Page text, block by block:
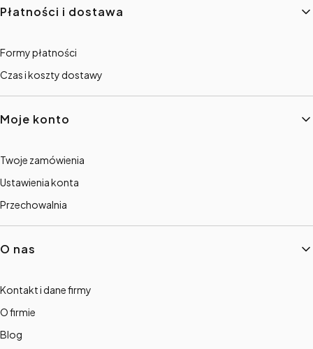
Płatności i dostawa
Formy płatności
Czas i koszty dostawy
Moje konto
Twoje zamówienia
Ustawienia konta
Przechowalnia
O nas
Kontakt i dane firmy
O firmie
Blog